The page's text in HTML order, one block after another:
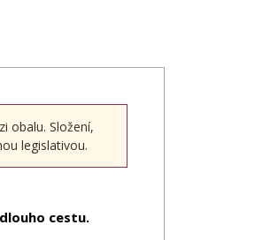
obalu. Složení,
legislativou.
cestu.